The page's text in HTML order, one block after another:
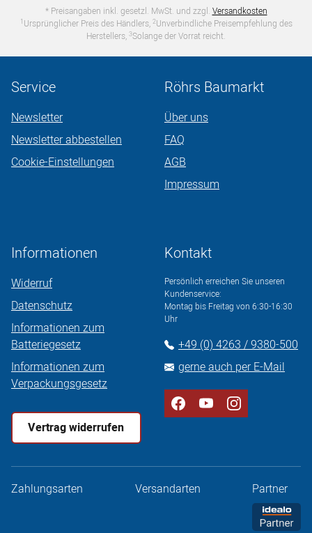
* Preisangaben inkl. gesetzl. MwSt. und zzgl. Versandkosten
1 Ursprünglicher Preis des Händlers, 2Unverbindliche Preisempfehlung des
Herstellers, 3Solange der Vorrat reicht.
Service
Newsletter
Newsletter abbestellen
Cookie-Einstellungen
Röhrs Baumarkt
Über uns
FAQ
AGB
Impressum
Informationen
Widerruf
Datenschutz
Informationen zum
Batteriegesetz
Informationen zum
Verpackungsgesetz
Vertrag widerrufen
Kontakt
Persönlich erreichen Sie unseren
Kundenservice:
Montag bis Freitag von 6:30-16:30
Uhr
+49 (0) 4263 / 9380-500
gerne auch per E-Mail
Zahlungsarten Versandarten Partner